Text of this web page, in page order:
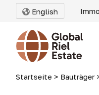
English
Startseite > Bauträger